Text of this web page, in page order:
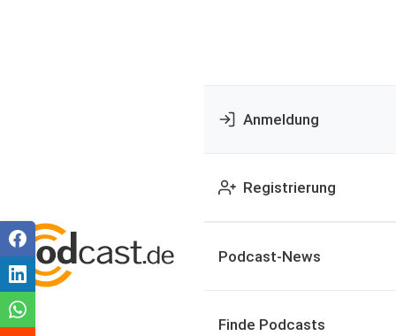
Anmeldung
Registrierung
Podcast-News
Finde Podcasts